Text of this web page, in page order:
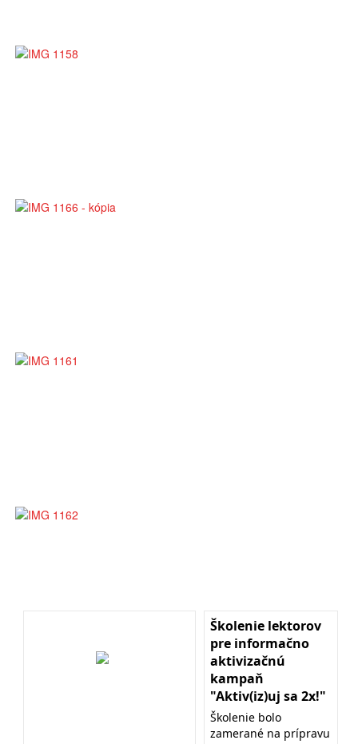
Školenie lektorov
pre informačno
aktivizačnú
kampaň
"Aktiv(iz)uj sa 2x!"
Školenie bolo
zamerané na prípravu